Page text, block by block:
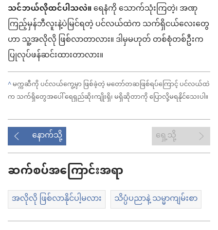
သင်ဘယ်လိုထင်ပါသလဲ။ရေနံကို သောက်သုံးကြတဲ့၊ အဏု
ကြည့်မှန်ဘီလူးနဲ့ပဲမြင်ရတဲ့ ပင်လယ်ထဲက သက်ရှိငယ်လေးတွေ
ဟာ သူ့အလိုလို ဖြစ်လာတာလား။ ဒါမှမဟုတ် တစ်စုံတစ်ဦးက
ပြုလုပ်ဖန်ဆင်းထားတာလား။
^မက္ကဆီကို ပင်လယ်ကွေ့မှာ ဖြစ်ခဲ့တဲ့ မတော်တဆဖြစ်ရပ်ကြောင့် ပင်လယ်ထဲ
က သက်ရှိတွေအပေါ် ရေရှည်ဆိုးကျိုးရှိ၊ မရှိဆိုတာကို ပြောလို့မရနိုင်သေးပါ။
နောက်သို့ ရှေ့သို့
ဆက်စပ်အကြောင်းအရာ
အလိုလို ဖြစ်လာနိုင်ပါ့မလား သိပ္ပံပညာနဲ့ သမ္မာကျမ်းစာ